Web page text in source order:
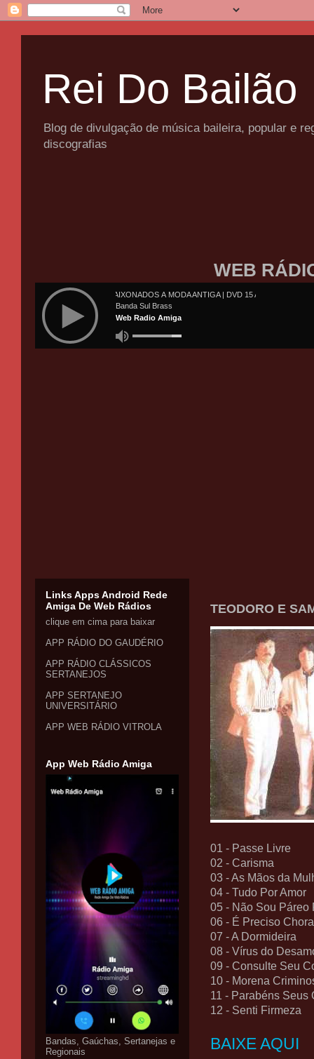
Rei Do Bailão
Blog de divulgação de música baileira, popular e
discografias
WEB
TEODORO E
01 - Passe Livre
02 - Carisma
03 - As Mãos da
04 - Tudo Por Amor
05 - Não Sou Páreo
06 - É Preciso
07 - A Dormideira
08 - Vírus do
09 - Consulte Seu
10 - Morena
11 - Parabéns Seus
12 - Senti Firmeza
BAIXE AQUI
Links Apps Android Rede
Amiga De Web Rádios
clique em cima para baixar
APP RÁDIO DO GAUDÉRIO
APP RÁDIO CLÁSSICOS
SERTANEJOS
APP SERTANEJO
UNIVERSITÁRIO
APP WEB RÁDIO VITROLA
App Web Rádio Amiga
Bandas, Gaúchas, Sertanejas e
Regionais